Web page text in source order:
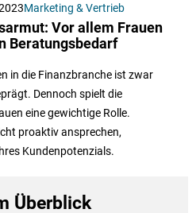
Marketing & Vertrieb
Vor allem Frauen
Beratungsbedarf
in die Finanzbranche ist zwar
Dennoch spielt die
eine gewichtige Rolle.
proaktiv ansprechen,
Kundenpotenzials.
Überblick